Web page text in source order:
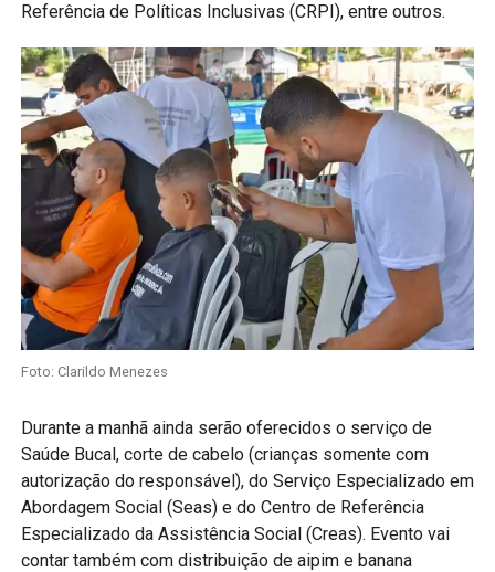
Referência de Políticas Inclusivas (CRPI), entre outros.
Foto: Clarildo Menezes
Durante a manhã ainda serão oferecidos o serviço de
Saúde Bucal, corte de cabelo (crianças somente com
autorização do responsável), do Serviço Especializado em
Abordagem Social (Seas) e do Centro de Referência
Especializado da Assistência Social (Creas). Evento vai
contar também com distribuição de aipim e banana